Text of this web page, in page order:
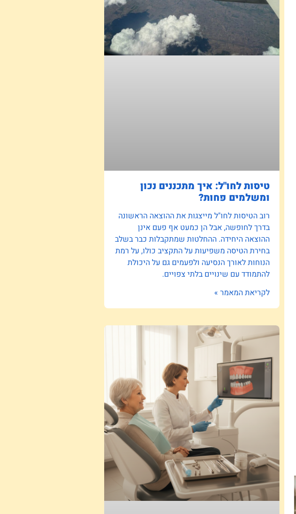
טיסות לחו"ל: איך מתכננים נכון
ומשלמים פחות?
רוב הטיסות לחו"ל מייצגות את ההוצאה הראשונה
בדרך לחופשה, אבל הן כמעט אף פעם אינן
ההוצאה היחידה. ההחלטות שמתקבלות כבר בשלב
בחירת הטיסה משפיעות על התקציב כולו, על רמת
הנוחות לאורך הנסיעה ולפעמים גם על היכולת
להתמודד עם שינויים בלתי צפויים.
לקריאת המאמר »